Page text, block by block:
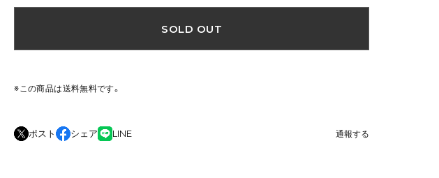
SOLD OUT
※この商品は送料無料です。
ポスト シェア LINE 通報する